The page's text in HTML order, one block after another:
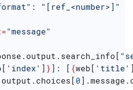
: "[ref_<number>]"
="message"
'index' ] } ]: [ {web[ 'title'
0